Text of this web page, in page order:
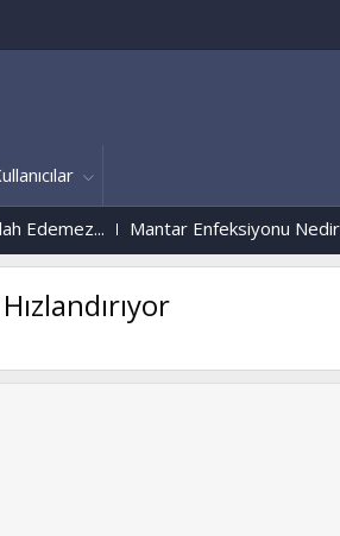
Mantar Enfeksiyonu Nedir?